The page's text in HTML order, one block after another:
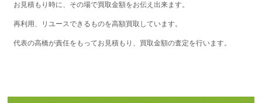
お見積もり時に、その場で買取金額をお伝え出来ます。
再利用、リユースできるものを高額買取しています。
代表の高橋が責任をもってお見積もり、買取金額の査定を行います。